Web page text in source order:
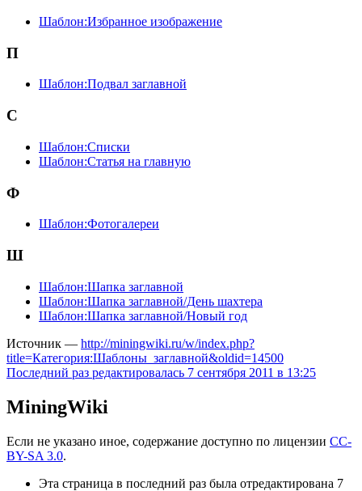
Шаблон:Избранное изображение
П
Шаблон:Подвал заглавной
С
Шаблон:Списки
Шаблон:Статья на главную
Ф
Шаблон:Фотогалереи
Ш
Шаблон:Шапка заглавной
Шаблон:Шапка заглавной/День шахтера
Шаблон:Шапка заглавной/Новый год
Источник — http://miningwiki.ru/w/index.php?
title=Категория:Шаблоны_заглавной&oldid=14500
Последний раз редактировалась 7 сентября 2011 в 13:25
MiningWiki
Если не указано иное, содержание доступно по лицензии CC-
BY-SA 3.0.
Эта страница в последний раз была отредактирована 7